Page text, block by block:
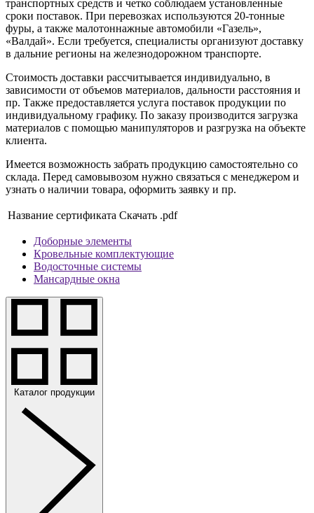
транспортных средств и четко соблюдаем установленные
сроки поставок. При перевозках используются 20-тонные
фуры, а также малотоннажные автомобили «Газель»,
«Валдай». Если требуется, специалисты организуют доставку
в дальние регионы на железнодорожном транспорте.
Стоимость доставки рассчитывается индивидуально, в
зависимости от объемов материалов, дальности расстояния и
пр. Также предоставляется услуга поставок продукции по
индивидуальному графику. По заказу производится загрузка
материалов с помощью манипуляторов и разгрузка на объекте
клиента.
Имеется возможность забрать продукцию самостоятельно со
склада. Перед самовывозом нужно связаться с менеджером и
узнать о наличии товара, оформить заявку и пр.
Название сертификата Скачать .pdf
Доборные элементы
Кровельные комплектующие
Водосточные системы
Мансардные окна
Каталог продукции